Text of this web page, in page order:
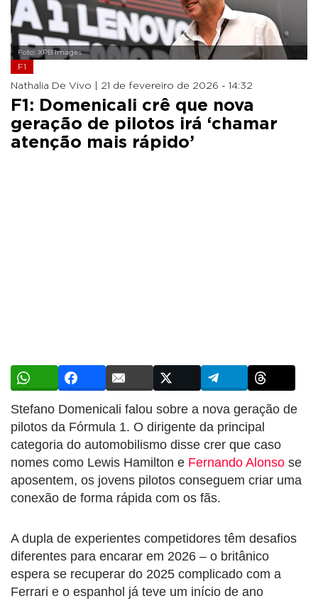
Foto: XPB Images
F1
Nathalia De Vivo | 21 de fevereiro de 2026 - 14:32
F1: Domenicali crê que nova
geração de pilotos irá ‘chamar
atenção mais rápido’
Stefano Domenicali falou sobre a nova geração de
pilotos da Fórmula 1. O dirigente da principal
categoria do automobilismo disse crer que caso
nomes como Lewis Hamilton e Fernando Alonso se
aposentem, os jovens pilotos conseguem criar uma
conexão de forma rápida com os fãs.
A dupla de experientes competidores têm desafios
diferentes para encarar em 2026 – o britânico
espera se recuperar do 2025 complicado com a
Ferrari e o espanhol já teve um início de ano